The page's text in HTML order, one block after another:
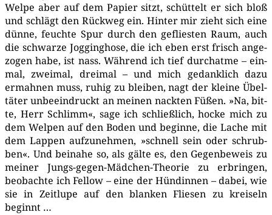
Wel­pe aber auf dem Papier sitzt, schüt­telt er sich bloß
und schlägt den Rück­weg ein. Hin­ter mir zieht sich eine
dün­ne, feuch­te Spur durch den geflies­ten Raum, auch
die schwar­ze Jog­ging­ho­se, die ich eben erst frisch ange­
zo­gen habe, ist nass. Wäh­rend ich tief durch­at­me – ein­
mal, zwei­mal, drei­mal – und mich gedank­lich dazu
ermah­nen muss, ruhig zu blei­ben, nagt der klei­ne Übel­
tä­ter unbe­ein­druckt an mei­nen nack­ten Füßen. »Na, bit­
te, Herr Schlimm«, sage ich schließ­lich, hocke mich zu
dem Wel­pen auf den Boden und begin­ne, die Lache mit
dem Lap­pen auf­zu­neh­men, »schnell sein oder schrub­
ben«. Und bei­na­he so, als gäl­te es, den Gegen­be­weis zu
mei­ner Jungs-gegen-Mäd­chen-Theo­rie zu erbrin­gen,
beob­ach­te ich Fel­low – eine der Hün­din­nen – dabei, wie
sie in Zeit­lu­pe auf den blan­ken Flie­sen zu krei­seln
beginnt …